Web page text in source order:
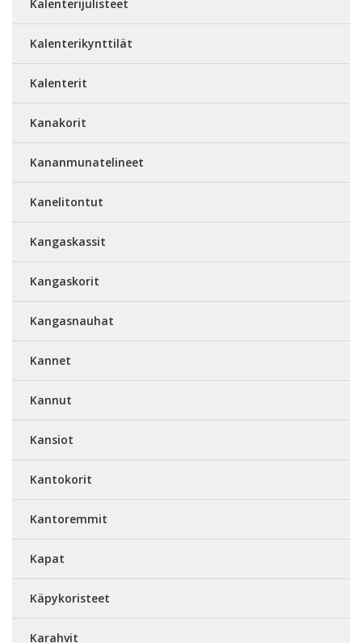
Kalenterijulisteet
Kalenterikynttilät
Kalenterit
Kanakorit
Kananmunatelineet
Kanelitontut
Kangaskassit
Kangaskorit
Kangasnauhat
Kannet
Kannut
Kansiot
Kantokorit
Kantoremmit
Kapat
Käpykoristeet
Karahvit